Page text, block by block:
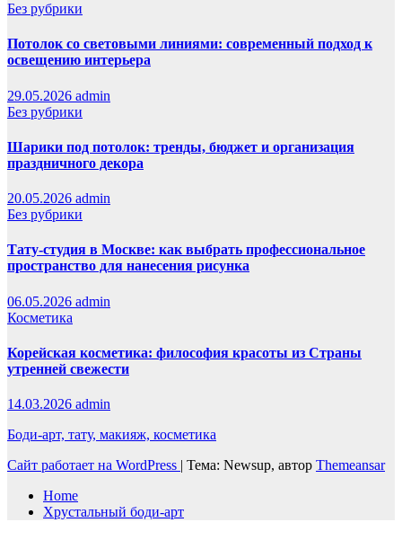
Без рубрики
Потолок со световыми линиями: современный подход к
освещению интерьера
29.05.2026 admin
Без рубрики
Шарики под потолок: тренды, бюджет и организация
праздничного декора
20.05.2026 admin
Без рубрики
Тату-студия в Москве: как выбрать профессиональное
пространство для нанесения рисунка
06.05.2026 admin
Косметика
Корейская косметика: философия красоты из Страны
утренней свежести
14.03.2026 admin
Боди-арт, тату, макияж, косметика
Сайт работает на WordPress | Тема: Newsup, автор Themeansar
Home
Хрустальный боди-арт